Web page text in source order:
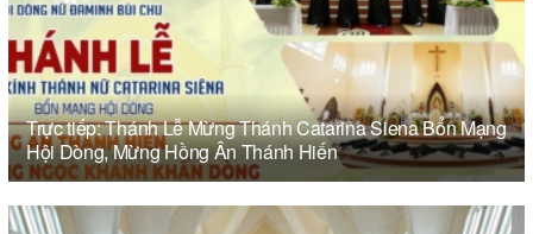
Trực tiếp: Thánh Lễ Mừng Thánh Catarina Siena Bổn Mạng
Hội Dòng, Mừng Hồng Ân Thánh Hiến